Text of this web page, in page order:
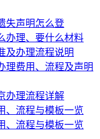
失声明怎么登
办理、要什么材料
及办理流程说明
理费用、流程及声明
办理流程详解
、流程与模板一览
、流程与模板一览